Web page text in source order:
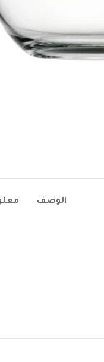
الوصف